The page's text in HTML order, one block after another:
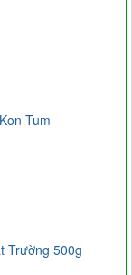
Tum
Trường 500g